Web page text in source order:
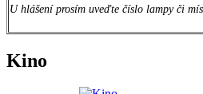
U hlášení prosím uveďte číslo lampy či
Kino